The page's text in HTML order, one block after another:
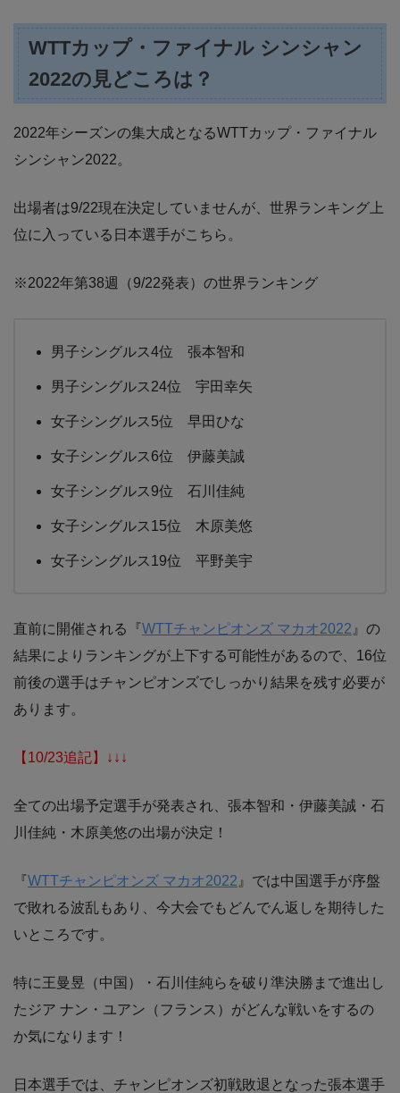
WTTカップ・ファイナル シンシャン
2022の見どころは？
2022年シーズンの集大成となるWTTカップ・ファイナル
シンシャン2022。
出場者は9/22現在決定していませんが、世界ランキング上
位に入っている日本選手がこちら。
※2022年第38週（9/22発表）の世界ランキング
男子シングルス4位 張本智和
男子シングルス24位 宇田幸矢
女子シングルス5位 早田ひな
女子シングルス6位 伊藤美誠
女子シングルス9位 石川佳純
女子シングルス15位 木原美悠
女子シングルス19位 平野美宇
直前に開催される『WTTチャンピオンズ マカオ2022 』の
結果によりランキングが上下する可能性があるので、16位
前後の選手はチャンピオンズでしっかり結果を残す必要が
あります。
【10/23追記】↓↓↓
全ての出場予定選手が発表され、張本智和・伊藤美誠・石
川佳純・木原美悠の出場が決定！
『WTTチャンピオンズ マカオ2022 』では中国選手が序盤
で敗れる波乱もあり、今大会でもどんでん返しを期待した
いところです。
特に王曼昱（中国）・石川佳純らを破り準決勝まで進出し
たジア ナン・ユアン（フランス）がどんな戦いをするの
か気になります！
日本選手では、チャンピオンズ初戦敗退となった張本選手